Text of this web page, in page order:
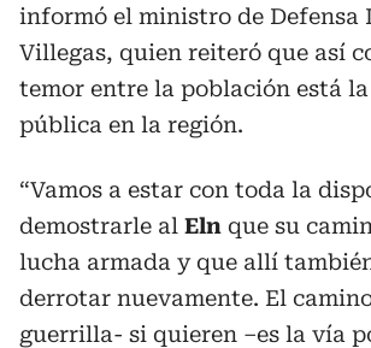
informó el ministro de Defensa
Villegas, quien reiteró que así
temor entre la población está
pública en la región.
“Vamos a estar con toda la
demostrarle al Eln que su
lucha armada y que allí
derrotar nuevamente. El
guerrilla- si quieren –es la vía